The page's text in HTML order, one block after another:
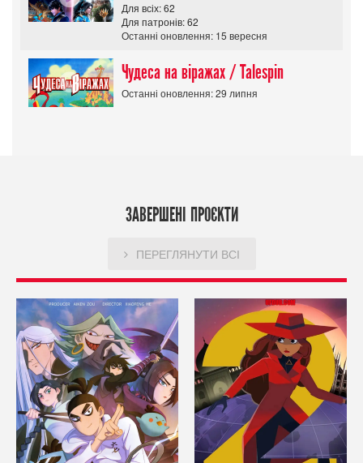
Для всіх: 62
Для патронів: 62
Останні оновлення: 15 вересня
Чудеса на віражах / Talespin
Останні оновлення: 29 липня
ЗАВЕРШЕНІ ПРОЄКТИ
ПЕРЕГЛЯНУТИ ВСІ